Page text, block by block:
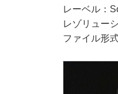
レーベル：
レゾリュー
ファイル形